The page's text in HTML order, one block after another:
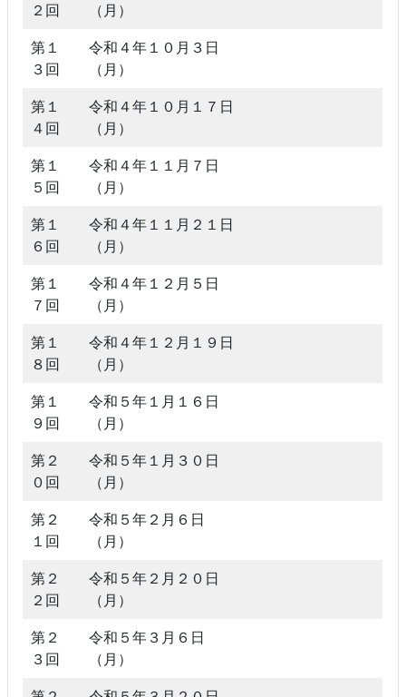
２回
（月）
第１
３回
令和４年１０月３日
（月）
第１
４回
令和４年１０月１７日
（月）
第１
５回
令和４年１１月７日
（月）
第１
６回
令和４年１１月２１日
（月）
第１
７回
令和４年１２月５日
（月）
第１
８回
令和４年１２月１９日
（月）
第１
９回
令和５年１月１６日
（月）
第２
０回
令和５年１月３０日
（月）
第２
１回
令和５年２月６日
（月）
第２
２回
令和５年２月２０日
（月）
第２
３回
令和５年３月６日
（月）